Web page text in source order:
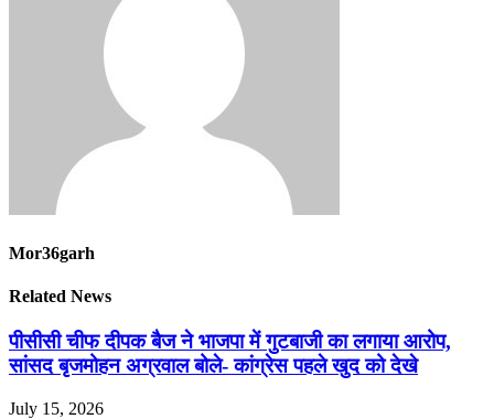
Mor36garh
Related News
पीसीसी चीफ दीपक बैज ने भाजपा में गुटबाजी का लगाया आरोप,
सांसद बृजमोहन अग्रवाल बोले- कांग्रेस पहले खुद को देखे
July 15, 2026